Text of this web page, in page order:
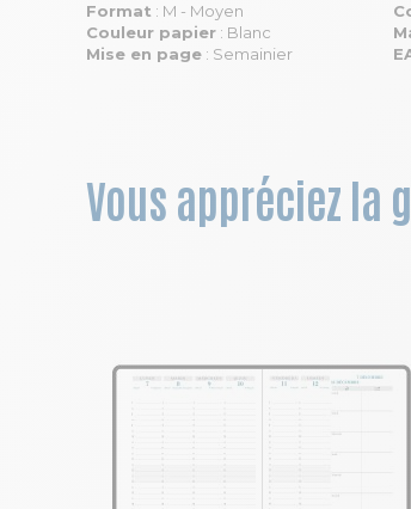
Format : M - Moyen
Couleur papier : Blanc
Mise en page : Semainier
Vous appréciez la